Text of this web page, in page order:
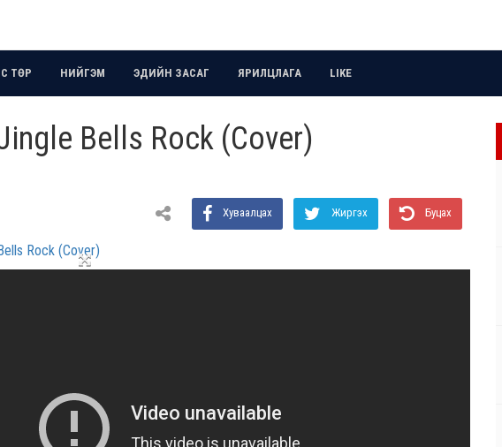
ТӨР НИЙГЭМ ЭДИЙН ЗАСАГ ЯРИЛЦЛАГА LIKE
Bells Rock (Cover)
Хуваалцах Жиргэх Буцах